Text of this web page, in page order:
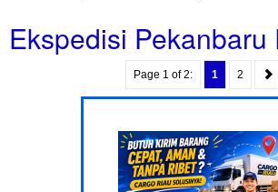
Ekspedisi Pekanbaru
Page 1 of 2: 1 2